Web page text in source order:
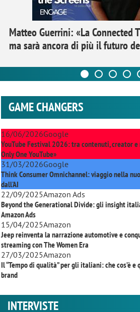
Matteo Guerrini: «La Connected
ma sarà ancora di più il futuro
GAME CHANGERS
16/06/2026Google
YouTube Festival 2026: tra contenuti, creator e
Only One YouTube»
31/03/2026Google
Think Consumer Omnichannel: viaggio nella
dall'AI
22/09/2025Amazon Ads
Beyond the Generational Divide: gli insight
Amazon Ads
15/04/2025Amazon
Jeep reinventa la narrazione automotive e
streaming conThe Women Era
27/03/2025Amazon
Il “Tempo di qualità” per gli italiani: che cos’è
brand
INTERVISTE